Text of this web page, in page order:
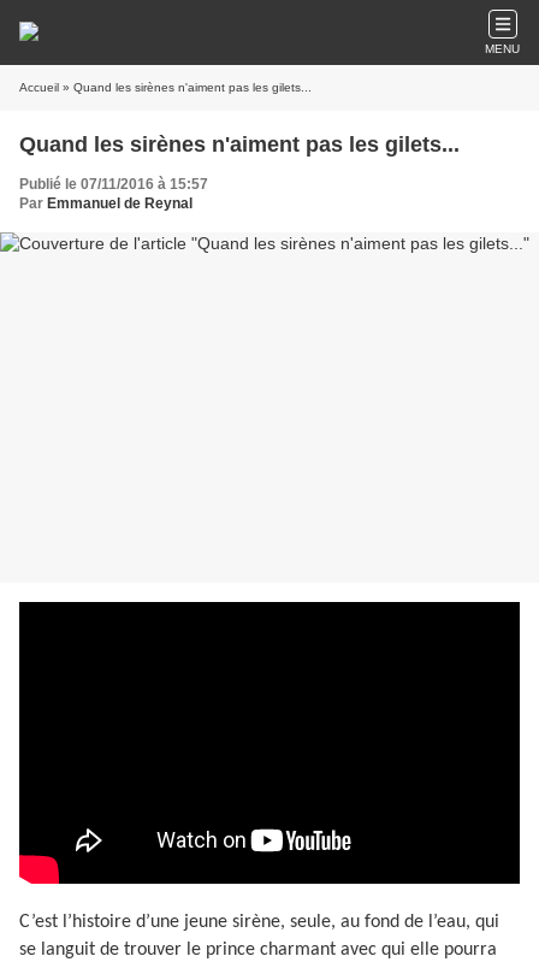
MENU
Accueil » Quand les sirènes n'aiment pas les gilets...
Quand les sirènes n'aiment pas les gilets...
Publié le 07/11/2016 à 15:57
Par Emmanuel de Reynal
C’est l’histoire d’une jeune sirène, seule, au fond de l’eau, qui
se languit de trouver le prince charmant avec qui elle pourra